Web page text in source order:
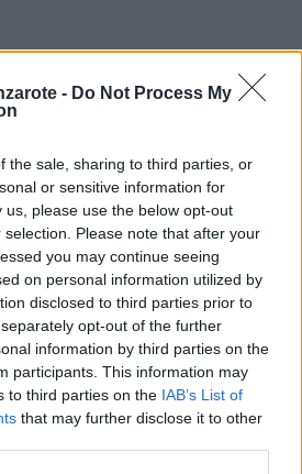
- Do Not Process My
the sale, sharing to third parties, or
or sensitive information for
please use the below opt-out
Please note that after your
you may continue seeing
on personal information utilized by
disclosed to third parties prior to
opt-out of the further
information by third parties on the
participants. This information may
to third parties on the IAB’s List of
that may further disclose it to other